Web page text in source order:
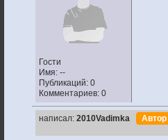
Гости
Имя: --
Публикаций: 0
Комментариев: 0
написал: 2010Vadimka